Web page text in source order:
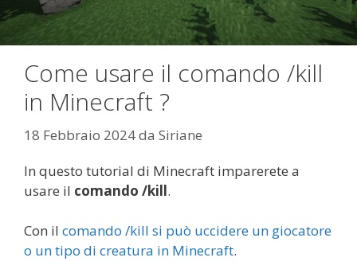
Come usare il comando /kill
in Minecraft ?
18 Febbraio 2024da Siriane
In questo tutorial di Minecraft imparerete a
usare il comando /kill.
Con il comando /kill si può uccidere un giocatore
o un tipo di creatura in Minecraft.